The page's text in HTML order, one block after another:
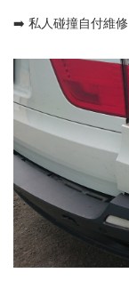
➡️ 私人碰撞自付維修